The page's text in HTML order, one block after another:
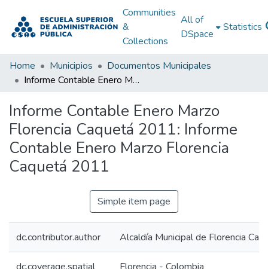
Communities
&
Collections
All of
DSpace
Statistics
Home Municipios
Documentos Municipales
Informe Contable Enero Marzo Florencia Caquetá 2011: Informe Contable Enero Marzo Florencia Caquetá 2011
Informe Contable Enero Marzo
Florencia Caquetá 2011: Informe
Contable Enero Marzo Florencia
Caquetá 2011
Simple item page
dc.contributor.author Alcaldía Municipal de Florencia